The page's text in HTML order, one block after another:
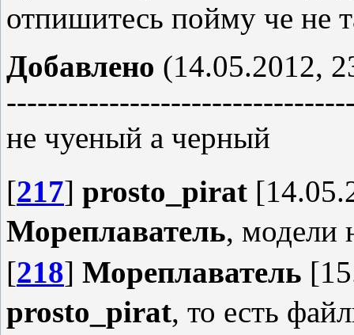
отпишитесь пойму че не
Добавлено (14.05.2012,
не чуеный а черный
[217] prosto_pirat
Мореплаватель, модели
[218] Мореплаватель
prosto_pirat, то есть